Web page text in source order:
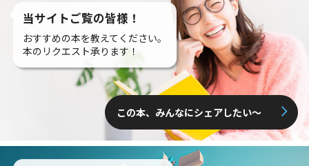
当サイトご覧の皆様！
おすすめの本を教えてください。
本のリクエスト承ります！
この本、みんなにシェアしたい〜